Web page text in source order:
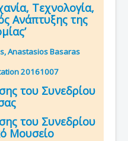
Τεχνολογία,
Ανάπτυξης της
Anastasios Basaras
20161007
του Συνεδρίου
του Συνεδρίου
Μουσείο